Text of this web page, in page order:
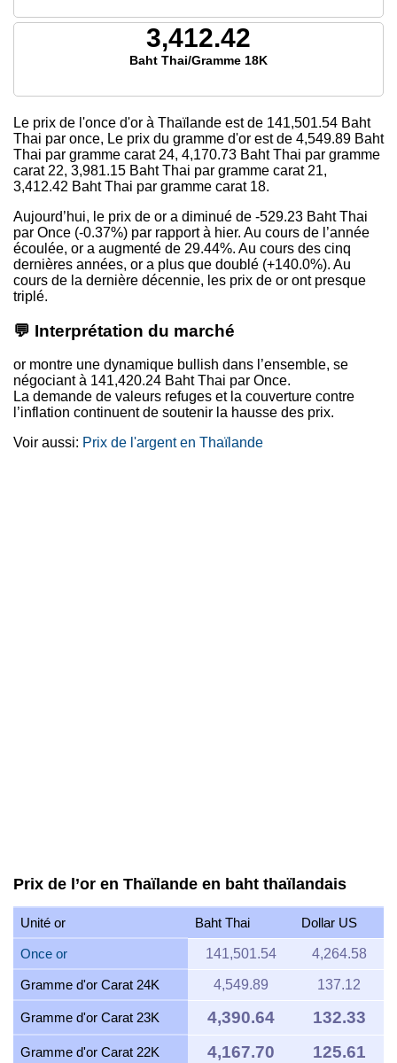
3,412.42
Baht Thai/Gramme 18K
Le prix de l'once d'or à Thaïlande estde 141,501.54 Baht
Thai par once, Le prix du gramme d'or estde 4,549.89 Baht
Thai par gramme carat 24, 4,170.73 Baht Thai par gramme
carat 22, 3,981.15 Baht Thai par gramme carat 21,
3,412.42 Baht Thai par gramme carat 18.
Aujourd’hui, le prix de or a diminué de -529.23 Baht Thai
par Once (-0.37%) par rapport à hier. Au cours de l’année
écoulée, or a augmenté de 29.44%. Au cours des cinq
dernières années, or a plus que doublé (+140.0%). Au
cours de la dernière décennie, les prix de or ont presque
triplé.
💬 Interprétation du marché
or montre une dynamique bullish dans l’ensemble, se
négociant à 141,420.24 Baht Thai par Once.
La demande de valeurs refuges et la couverture contre
l’inflation continuent de soutenir la hausse des prix.
Voir aussi: Prix de l'argent en Thaïlande
Prix de l’or en Thaïlande en baht thaïlandais
Unité or Baht Thai Dollar US
Once or 141,501.54 4,264.58
Gramme d'or Carat 24K 4,549.89 137.12
Gramme d'or Carat 23K 4,390.64 132.33
Gramme d'or Carat 22K 4,167.70 125.61